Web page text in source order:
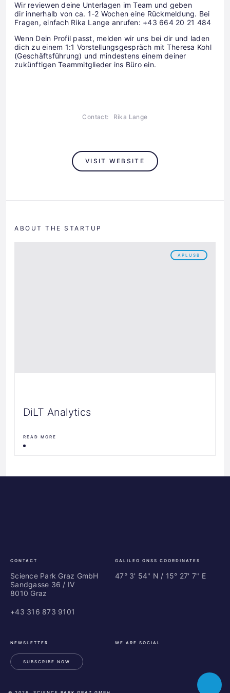
Wir reviewen deine Unterlagen im Team und geben
dir innerhalb von ca. 1-2 Wochen eine Rückmeldung. Bei
Fragen, einfach Rika Lange anrufen: +43 664 20 21 484
Wenn Dein Profil passt, melden wir uns bei dir und laden
dich zu einem 1:1 Vorstellungsgespräch mit Theresa Kohl
(Geschäftsführung) und mindestens einem deiner
zukünftigen Teammitglieder ins Büro ein.
Contact: Rika Lange
VISIT WEBSITE
ABOUT THE STARTUP
DiLT Analytics
READ MORE
APLUSB
CONTACT
Science Park Graz GmbH
Sandgasse 36 / IV
8010 Graz
+43 316 873 9101
GALILEO GNSS COORDINATES
47° 3' 54" N / ­15° 27' 7" E
NEWSLETTER
SUBSCRIBE NOW
WE ARE SOCIAL
Toggle